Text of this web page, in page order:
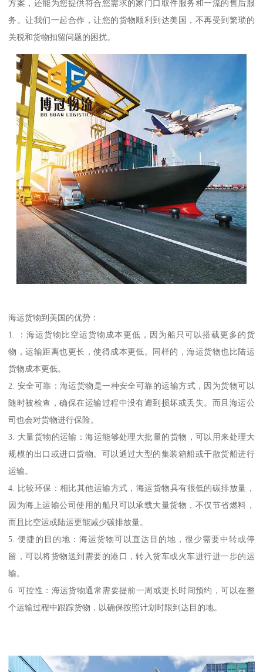
方案，还能为您提供符合您需求的家门口取件服务和一流的售后服
务。让我们一起合作，让您的货物顺利到达美国，不再受到繁琐的
关税和货物扣留问题的困扰。
海运货物到美国的优势：
1. ：海运货物比空运货物成本更低，因为船只可以搭载更多的货
物，运输距离也更长，使得成本更低。同样的，海运货物也比陆运
货物成本更低。
2. 安全可靠：海运货物是一种安全可靠的运输方式，因为货物可以
随时被检查，确保在运输过程中没有遭到损坏或丢失。而且海运公
司也会对货物进行保险。
3. 大量货物的运输：海运能够处理大批量的货物，可以用来处理大
规模的出口或进口货物。可以通过大型的集装箱船或干散货船进行
运输。
4. 比较环保：相比其他运输方式，海运货物具有很低的碳排放量，
因为海上运输公司使用的船只可以承载大量货物，不仅节省燃料，
而且比空运或陆运更能减少碳排放量。
5. 便捷的目的地：海运货物可以直达目的地，很少需要中转或停
留，可以将货物送到需要的港口，转入货车或火车进行进一步的运
输。
6. 可控性：海运货物通常需要提前一周或更长时间预约，可以在整
个运输过程中跟踪货物，以确保按照计划时限到达目的地。